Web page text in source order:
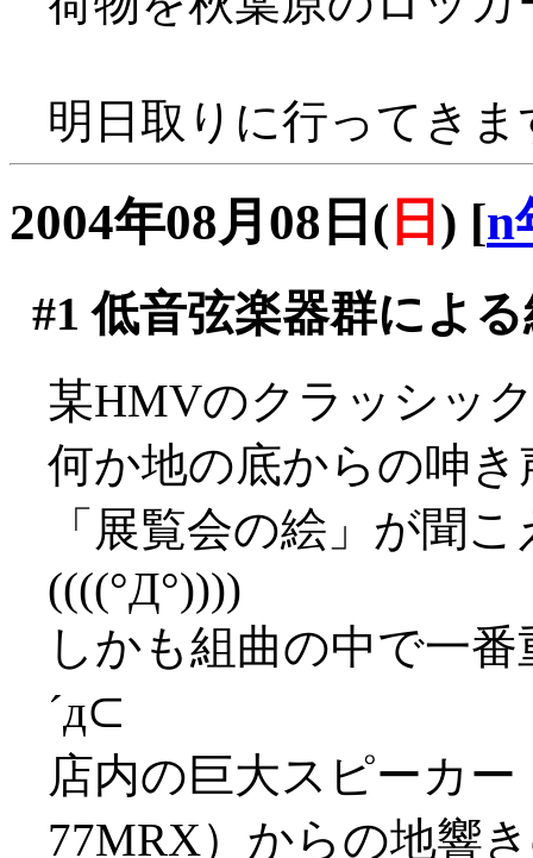
明日取りに行ってきま
2004年08月08日( 日 ) [n
#1 低音弦楽器群によ
某HMVのクラッシッ
何か地の底からの呻
「展覧会の絵」が聞
((((°Д°))))
しかも組曲の中で一
´д⊂
店内の巨大スピーカ
77MRX）からの地響